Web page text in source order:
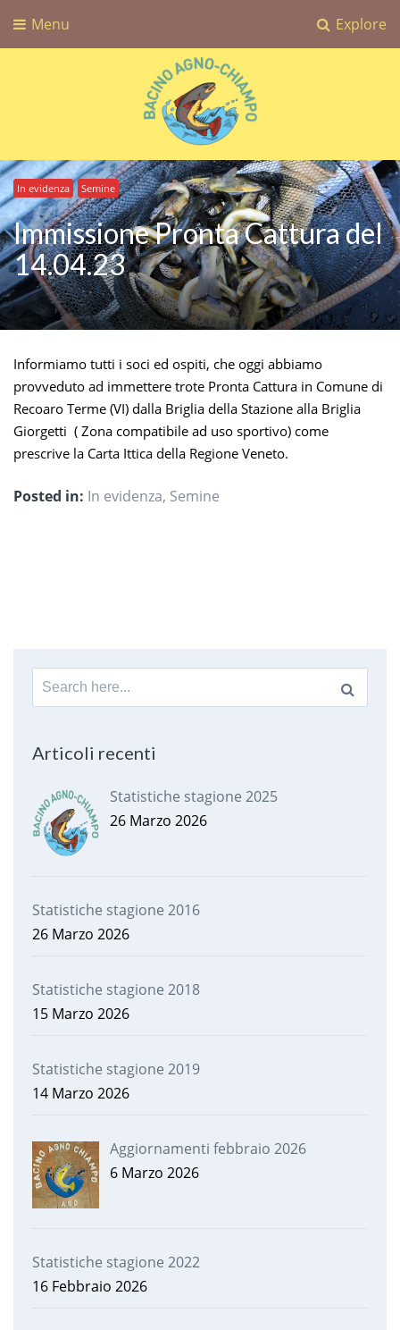
Explore
Menu
Bacino Agno-Chiampo
Associazione Sportiva Dilettantistica Bacino Agno-Chiampo
In evidenza Semine
Immissione Pronta Cattura del
14.04.23
Informiamo tutti i soci ed ospiti, che oggi abbiamo
provveduto ad immettere trote Pronta Cattura in Comune di
Recoaro Terme (VI) dalla Briglia della Stazione alla Briglia
Giorgetti ( Zona compatibile ad uso sportivo) come
prescrive la Carta Ittica della Regione Veneto.
Posted in: In evidenza, Semine
Search
for:
Articoli recenti
Statistiche stagione 2025
26 Marzo 2026
Statistiche stagione 2016
26 Marzo 2026
Statistiche stagione 2018
15 Marzo 2026
Statistiche stagione 2019
14 Marzo 2026
Aggiornamenti febbraio 2026
6 Marzo 2026
Statistiche stagione 2022
16 Febbraio 2026